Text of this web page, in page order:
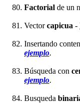
Factorial de un
Vectorcapicua -
Insertando
ejemplo.
Búsqueda con
ejemplo.
Busqueda